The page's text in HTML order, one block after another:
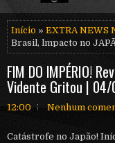
Início » EXTRA NEWS
Brasil, lmpacto no
FlM DO lMPÉRIO!
Vidente Gritou |
12:00 Nenhum
Catástrofe no Japão!